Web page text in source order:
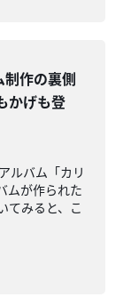
作の裏側
かげも登
ルバム「カリ
ムが作られた
てみると、こ